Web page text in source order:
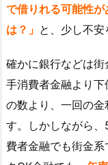
で借りれる可能性
は？」 と、少し不安
確かに銀行などは
手消費者金融より
の数より、一回の
す。しかしながら
費者金融でも街金